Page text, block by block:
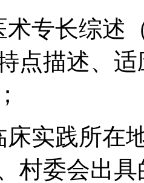
术专长综述
点描述、
床实践所
村委会出